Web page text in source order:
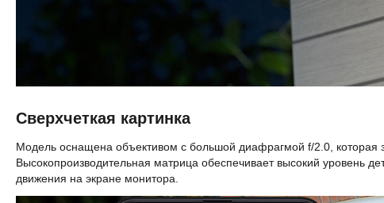
Сверхчеткая картинка
Модель оснащена объективом с большой диафрагмой f/2.0, которая
Высокопроизводительная матрица обеспечивает высокий уровень
движения на экране монитора.